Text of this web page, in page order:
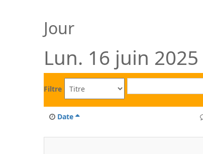
Jour
Lun. 16 juin 2025
Filtre
Date